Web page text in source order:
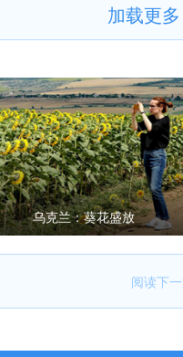
加载更多
乌克兰：葵花盛放